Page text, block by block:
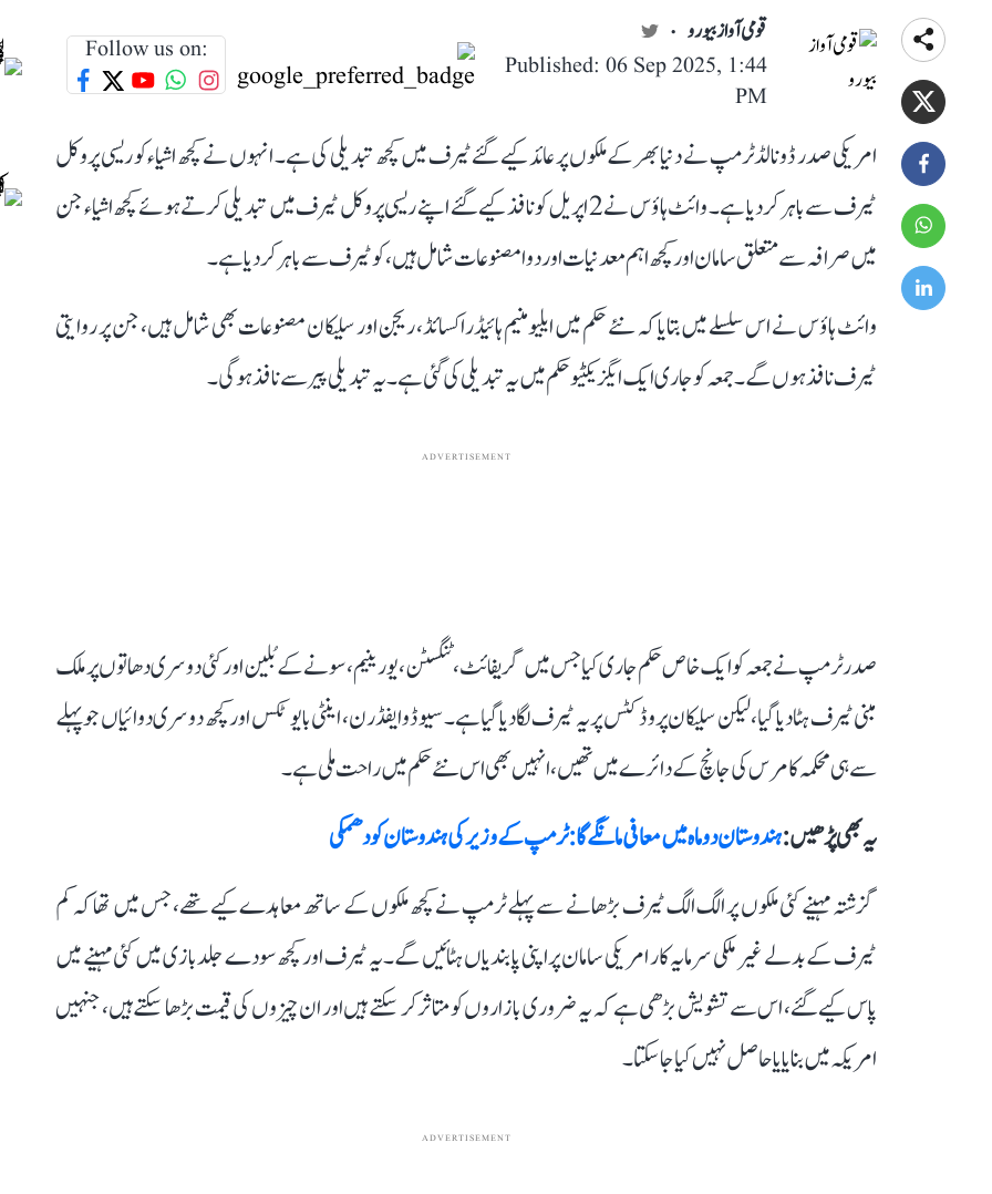
قومی آواز بیورو
Published: 06 Sep 2025, 1:44
PM
Follow us on:
امریکی صدر ڈونالڈ ٹرمپ نے دنیا بھر کے ملکوں پر عائد کیے گئے ٹیرف میں کچھ تبدیلی کی ہے۔ انہوں نے کچھ اشیاء کو ریسی پروکل
ٹیرف سے باہر کر دیا ہے۔ وائٹ ہاؤس نے 2 اپریل کو نافذ کیے گئے اپنے ریسی پروکل ٹیرف میں تبدیلی کرتے ہوئے کچھ اشیاء جن
میں صرافہ سے متعلق سامان اور کچھ اہم معدنیات اور دوا مصنوعات شامل ہیں، کو ٹیرف سے باہر کر دیا ہے۔
وائٹ ہاؤس نے اس سلسلے میں بتایا کہ نئے حکم میں ایلیومنیم ہائیڈراکسائڈ، ریجن اور سلیکان مصنوعات بھی شامل ہیں، جن پر روایتی
ٹیرف نافذ ہوں گے۔ جمعہ کو جاری ایک ایگزیکٹیو حکم میں یہ تبدیلی کی گئی ہے۔ یہ تبدیلی پیر سے نافذ ہوگی۔
ADVERTISEMENT
صدر ٹرمپ نے جمعہ کو ایک خاص حکم جاری کیا جس میں گریفائٹ، ٹنگسٹن، یورینیم، سونے کے بُلین اور کئی دوسری دھاتوں پر ملک
مبنی ٹیرف ہٹا دیا گیا، لیکن سلیکان پروڈکٹس پر یہ ٹیرف لگا دیا گیا ہے۔ سیوڈو ایفڈرن، اینٹی بایوٹکس اور کچھ دوسری دوائیاں جو پہلے
سے ہی محکمہ کامرس کی جانچ کے دائرے میں تھیں، انہیں بھی اس نئے حکم میں راحت ملی ہے۔
یہ بھی پڑھیں :ہندوستان دو ماہ میں معافی مانگے گا: ٹرمپ کے وزیر کی ہندوستان کو دھمکی
گزشتہ مہینے کئی ملکوں پر الگ الگ ٹیرف بڑھانے سے پہلے ٹرمپ نے کچھ ملکوں کے ساتھ معاہدے کیے تھے، جس میں تھا کہ کم
ٹیرف کے بدلے غیر ملکی سرمایہ کار امریکی سامان پر اپنی پابندیاں ہٹائیں گے۔ یہ ٹیرف اور کچھ سودے جلدبازی میں کئی مہینے میں
پاس کیے گئے، اس سے تشویش بڑھی ہے کہ یہ ضروری بازاروں کو متاثر کر سکتے ہیں اور ان چیزوں کی قیمت بڑھا سکتے ہیں، جنہیں
امریکہ میں بنایا یا حاصل نہیں کیا جا سکتا۔
ADVERTISEMENT